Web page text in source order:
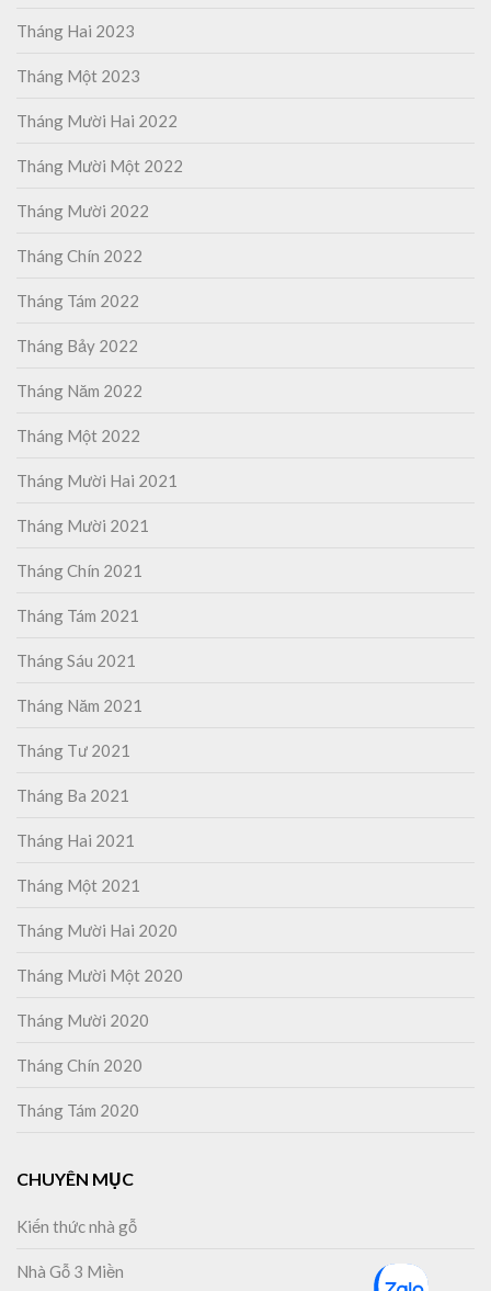
Tháng Hai 2023
Tháng Một 2023
Tháng Mười Hai 2022
Tháng Mười Một 2022
Tháng Mười 2022
Tháng Chín 2022
Tháng Tám 2022
Tháng Bảy 2022
Tháng Năm 2022
Tháng Một 2022
Tháng Mười Hai 2021
Tháng Mười 2021
Tháng Chín 2021
Tháng Tám 2021
Tháng Sáu 2021
Tháng Năm 2021
Tháng Tư 2021
Tháng Ba 2021
Tháng Hai 2021
Tháng Một 2021
Tháng Mười Hai 2020
Tháng Mười Một 2020
Tháng Mười 2020
Tháng Chín 2020
Tháng Tám 2020
CHUYÊN MỤC
Kiến thức nhà gỗ
Nhà Gỗ 3 Miền